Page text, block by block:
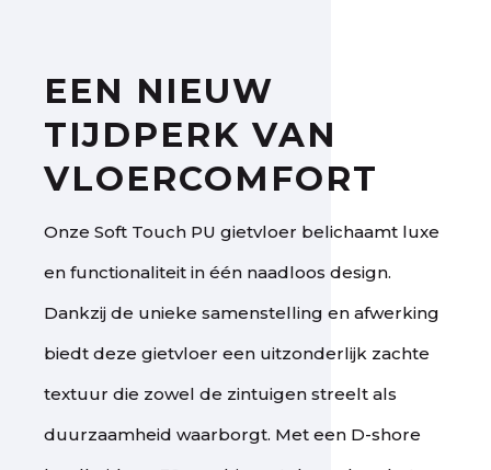
EEN NIEUW
TIJDPERK VAN
VLOERCOMFORT
Onze Soft Touch PU gietvloer belichaamt luxe
en functionaliteit in één naadloos design.
Dankzij de unieke samenstelling en afwerking
biedt deze gietvloer een uitzonderlijk zachte
textuur die zowel de zintuigen streelt als
duurzaamheid waarborgt. Met een D-shore